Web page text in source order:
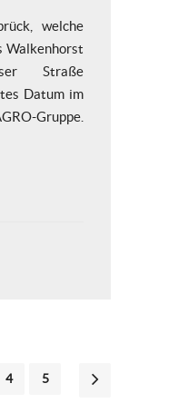
welche
Walkenhorst
Straße
Datum im
Gruppe.
4 5